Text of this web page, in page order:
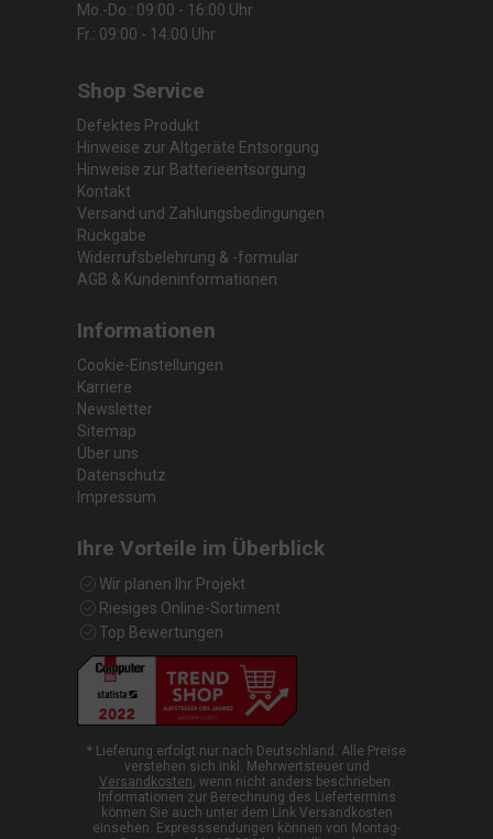
Mo.-Do.: 09:00 - 16:00 Uhr
Fr.: 09:00 - 14:00 Uhr
Shop Service
Defektes Produkt
Hinweise zur Altgeräte Entsorgung
Hinweise zur Batterieentsorgung
Kontakt
Versand und Zahlungsbedingungen
Rückgabe
Widerrufsbelehrung & -formular
AGB & Kundeninformationen
Informationen
Cookie-Einstellungen
Karriere
Newsletter
Sitemap
Über uns
Datenschutz
Impressum
Ihre Vorteile im Überblick
Wir planen Ihr Projekt
Riesiges Online-Sortiment
Top Bewertungen
* Lieferung erfolgt nur nach Deutschland. Alle Preise
verstehen sich inkl. Mehrwertsteuer und
Versandkosten, wenn nicht anders beschrieben.
Informationen zur Berechnung des Liefertermins
können Sie auch unter dem Link Versandkosten
einsehen. Expresssendungen können von Montag-